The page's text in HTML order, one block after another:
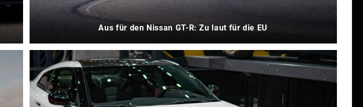
Aus für den Nissan GT-R: Zu laut für die EU